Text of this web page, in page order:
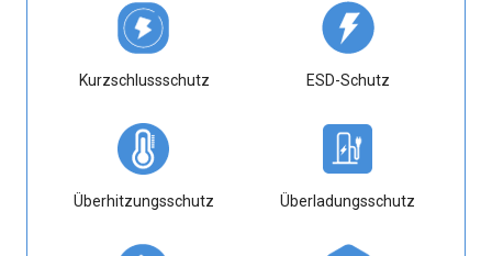
Kurzschlussschutz ESD-Schutz
Überhitzungsschutz Überladungsschutz